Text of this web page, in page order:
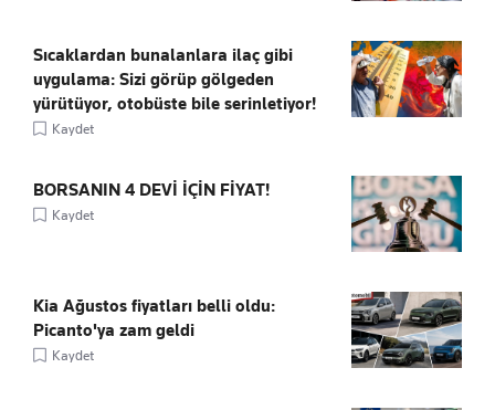
Sıcaklardan bunalanlara ilaç gibi
uygulama: Sizi görüp gölgeden
yürütüyor, otobüste bile serinletiyor!
Kaydet
BORSANIN 4 DEVİ İÇİN FİYAT!
Kaydet
Kia Ağustos fiyatları belli oldu:
Picanto'ya zam geldi
Kaydet